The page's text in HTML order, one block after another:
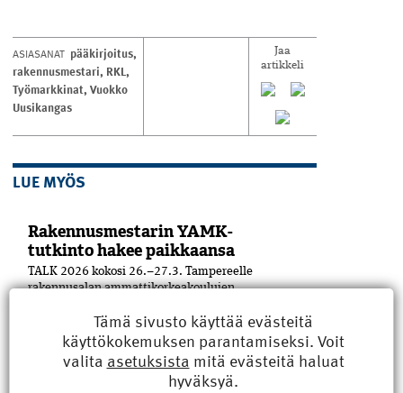
ASIASANAT pääkirjoitus,
rakennusmestari, RKL,
Työmarkkinat, Vuokko
Uusikangas
Jaa
artikkeli
LUE MYÖS
Rakennusmestarin YAMK-
tutkinto hakee paikkaansa
TALK 2026 kokosi 26.–27.3. Tampereelle
rakennusalan ammattikorkeakoulujen
Osallistujia puhutti etenkin
rakennusmestarin YAMK-tutkinto.
Koulutuspuolella rakennusmestarin
ylemmän ammattikorkeakoulututkinnon
rooli on puhuttanut viime ­aikoina. ­
Tämä sivusto käyttää evästeitä
käyttökokemuksen parantamiseksi. Voit
valita asetuksista mitä evästeitä haluat
hyväksyä.